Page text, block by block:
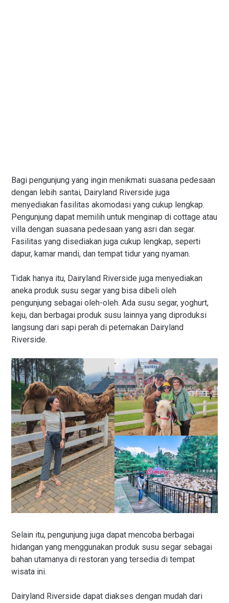
Bagi pengunjung yang ingin menikmati suasana pedesaan
dengan lebih santai, Dairyland Riverside juga
menyediakan fasilitas akomodasi yang cukup lengkap.
Pengunjung dapat memilih untuk menginap di cottage atau
villa dengan suasana pedesaan yang asri dan segar.
Fasilitas yang disediakan juga cukup lengkap, seperti
dapur, kamar mandi, dan tempat tidur yang nyaman.
Tidak hanya itu, Dairyland Riverside juga menyediakan
aneka produk susu segar yang bisa dibeli oleh
pengunjung sebagai oleh-oleh. Ada susu segar, yoghurt,
keju, dan berbagai produk susu lainnya yang diproduksi
langsung dari sapi perah di peternakan Dairyland
Riverside.
Selain itu, pengunjung juga dapat mencoba berbagai
hidangan yang menggunakan produk susu segar sebagai
bahan utamanya di restoran yang tersedia di tempat
wisata ini.
Dairyland Riverside dapat diakses dengan mudah dari